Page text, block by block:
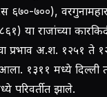
६७०-७००),
या राजांच्या
प्रभाव अ.श. १२५१ ते
१३११ मध्ये दिल्ली
परिवर्तीत झाले.